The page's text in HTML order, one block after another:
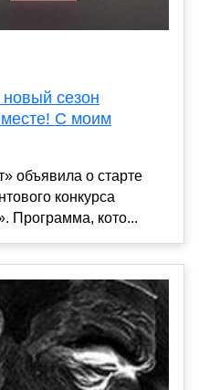
сезон
С моим
объявила о старте
конкурса
Программа, кото...